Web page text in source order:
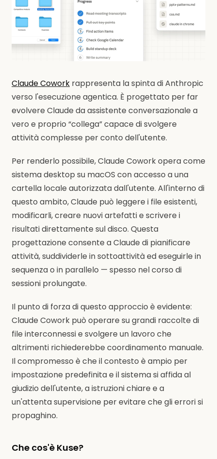
Claude Cowork rappresenta la spinta di Anthropic
verso l'esecuzione agentica. È progettato per far
evolvere Claude da assistente conversazionale a
vero e proprio “collega” capace di svolgere
attività complesse per conto dell'utente.
Per renderlo possibile, Claude Cowork opera come
sistema desktop su macOS con accesso a una
cartella locale autorizzata dall'utente. All'interno di
questo ambito, Claude può leggere i file esistenti,
modificarli, creare nuovi artefatti e scrivere i
risultati direttamente sul disco. Questa
progettazione consente a Claude di pianificare
attività, suddividerle in sottoattività ed eseguirle in
sequenza o in parallelo — spesso nel corso di
sessioni prolungate.
Il punto di forza di questo approccio è evidente:
Claude Cowork può operare su grandi raccolte di
file interconnessi e svolgere un lavoro che
altrimenti richiederebbe coordinamento manuale.
Il compromesso è che il contesto è ampio per
impostazione predefinita e il sistema si affida al
giudizio dell'utente, a istruzioni chiare e a
un'attenta supervisione per evitare che gli errori si
propaghino.
Che cos'è Kuse?